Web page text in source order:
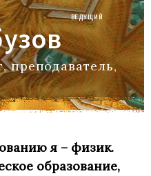
ВЕДУЩИЙ
преподаватель,
я – физик.
образование,